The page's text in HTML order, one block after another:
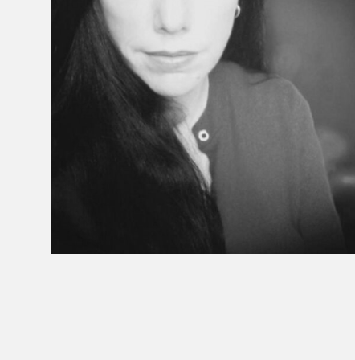
À propos du Salon
Liste des exposant·e·s
Liste des auteur·rice·s